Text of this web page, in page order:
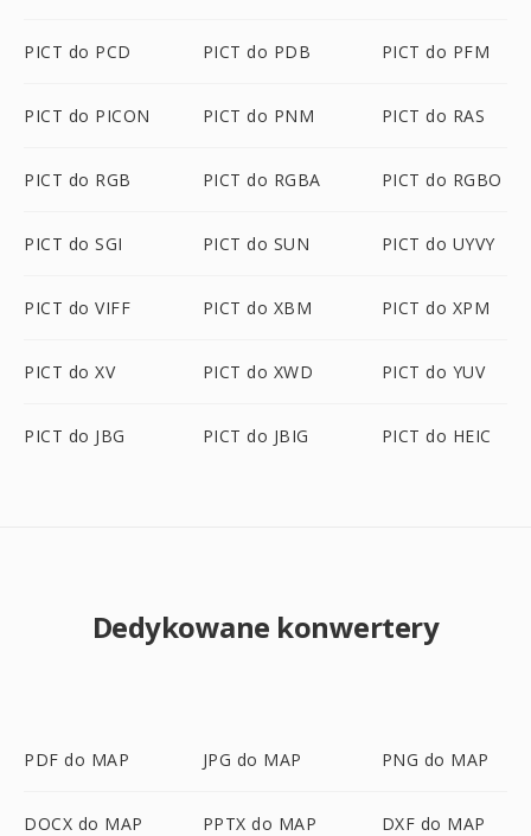
PICT do PCD PICT do PDB PICT do PFM
PICT do PICON PICT do PNM PICT do RAS
PICT do RGB PICT do RGBA PICT do RGBO
PICT do SGI PICT do SUN PICT do UYVY
PICT do VIFF PICT do XBM PICT do XPM
PICT do XV PICT do XWD PICT do YUV
PICT do JBG PICT do JBIG PICT do HEIC
Dedykowane konwertery
PDF do MAP JPG do MAP PNG do MAP
DOCX do MAP PPTX do MAP DXF do MAP